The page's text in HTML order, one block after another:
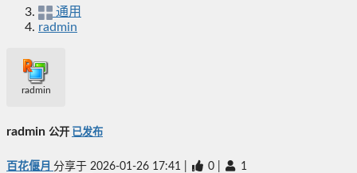
通用
radmin
radmin
radmin 公开 已发布
百花偃月 分享于 2026-01-26 17:41 0 1